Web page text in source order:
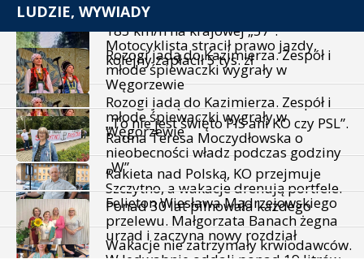
183 km/h na krajowej „57”.
Motocyklista stracił prawo jazdy,
kolejny zapłacił 5 tys. zł
Rozogi jadą do Kazimierza. Zespół i
młode śpiewaczki wygrały w
Węgorzewie
Rakieta nad Polską, KO przejmuje
Szczytno, a wakacje drenują portfele.
Felieton Wiesława Mądrzejowskiego
Wakacje nie zatrzymały krwiodawców.
LUDZIE, WYWIADY
Rozogi jadą do Kazimierza. Zespół i
młode śpiewaczki wygrały w
Węgorzewie
„To nie jest święto PiS ani KO czy PSL”.
Radna Teresa Moczydłowska o
nieobecności władz podczas godziny
„W”
Ponad 30 lat pilnowała każdego
przelewu. Małgorzata Banach żegna
urząd i zaczyna nowy rozdział